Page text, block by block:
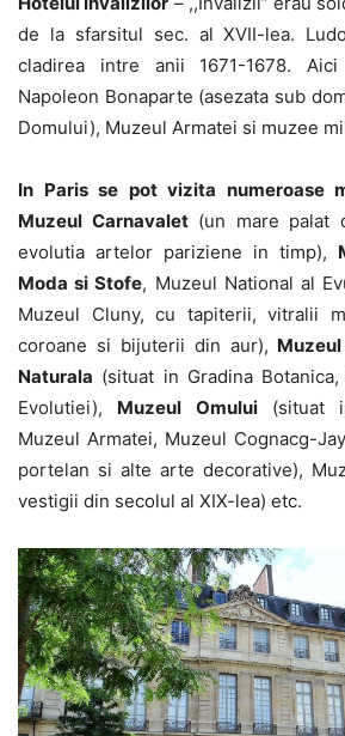
de la sfarsitul sec. al XVII-lea.
cladirea intre anii 1671-1678.
Napoleon Bonaparte (asezata sub
Domului), Muzeul Armatei si muzee
In Paris se pot vizita numeroase
Muzeul Carnavalet(un mare palat
evolutia artelor pariziene in timp),
Moda si Stofe, Muzeul National al
Muzeul Cluny, cu tapiterii, vitralii
coroane si bijuterii din aur),
Naturala (situat in Gradina
Evolutiei), Muzeul Omului(situat
Muzeul Armatei, Muzeul Cognacg-
portelan si alte arte decorative),
vestigii din secolul al XIX-lea) etc.